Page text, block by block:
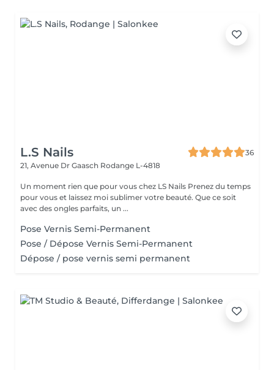
L.S Nails
36
21, Avenue Dr Gaasch Rodange L-4818
Un moment rien que pour vous chez LS Nails Prenez du temps
pour vous et laissez moi sublimer votre beauté. Que ce soit
avec des ongles parfaits, un ...
Pose Vernis Semi-Permanent
Pose / Dépose Vernis Semi-Permanent
Dépose / pose vernis semi permanent